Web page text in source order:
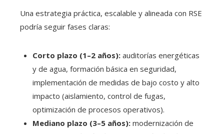
Una estrategia práctica, escalable y alineada con RSE
podría seguir fases claras:
Corto plazo (1–2 años): auditorías energéticas
y de agua, formación básica en seguridad,
implementación de medidas de bajo costo y alto
impacto (aislamiento, control de fugas,
optimización de procesos operativos).
Mediano plazo (3–5 años): modernización de